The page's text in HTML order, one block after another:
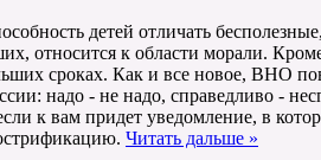
детей отличать
относится к области морали.
сроках. Как и все новое, ВНО
надо - не надо, справедливо -
к вам придет уведомление, в
Читать дальше »